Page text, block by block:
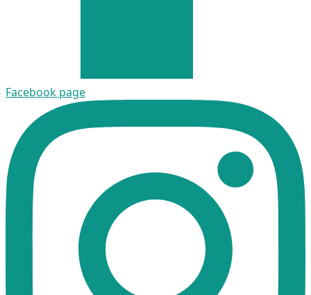
Facebook page